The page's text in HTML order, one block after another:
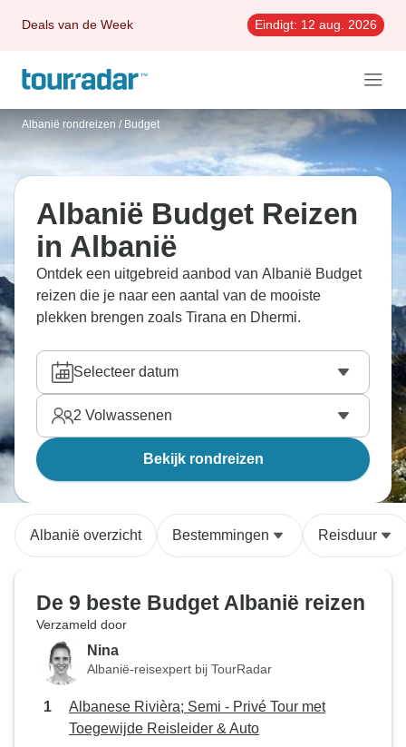
Deals van de Week Eindigt: 12 aug. 2026
Albanië rondreizen / Budget
Albanië Budget Reizen
in Albanië
Ontdek een uitgebreid aanbod van Albanië Budget
reizen die je naar een aantal van de mooiste
plekken brengen zoals Tirana en Dhermi.
Selecteer datum
2 Volwassenen
Bekijk rondreizen
Albanië overzicht Bestemmingen Reisduur
De 9 beste Budget Albanië reizen
Verzameld door
Nina
Albanië-reisexpert bij TourRadar
Albanese Rivièra; Semi - Privé Tour met
Toegewijde Reisleider & Auto